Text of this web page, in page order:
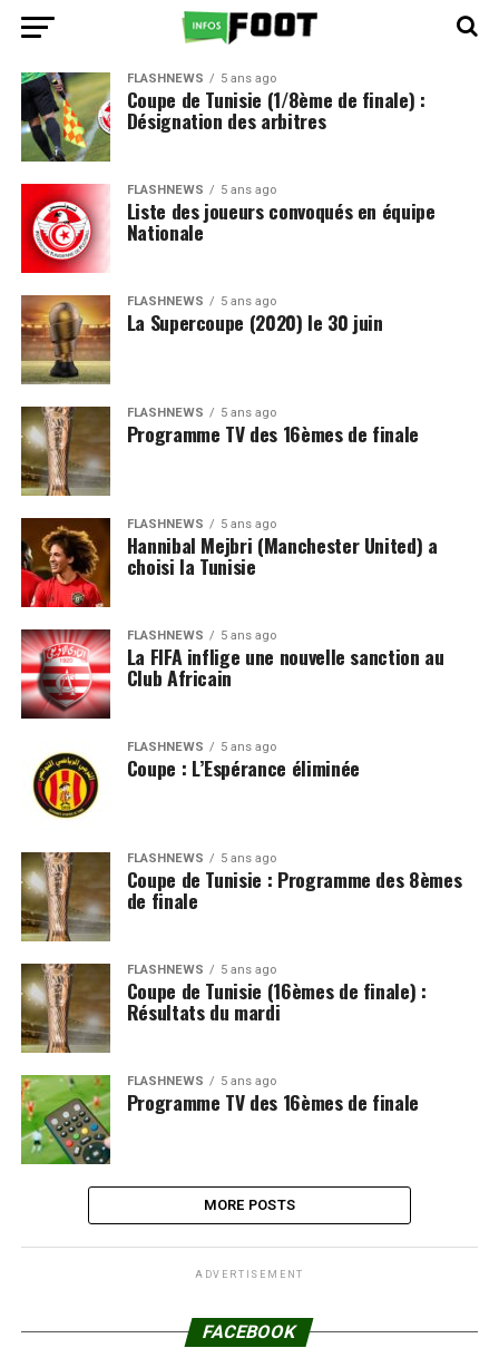
FLASHNEWS 5 ans ago
Coupe de Tunisie (1/8ème de finale) :
Désignation des arbitres
FLASHNEWS 5 ans ago
Liste des joueurs convoqués en équipe
Nationale
FLASHNEWS 5 ans ago
La Supercoupe (2020) le 30 juin
FLASHNEWS 5 ans ago
Programme TV des 16èmes de finale
FLASHNEWS 5 ans ago
Hannibal Mejbri (Manchester United) a
choisi la Tunisie
FLASHNEWS 5 ans ago
La FIFA inflige une nouvelle sanction au
Club Africain
FLASHNEWS 5 ans ago
Coupe : L’Espérance éliminée
FLASHNEWS 5 ans ago
Coupe de Tunisie : Programme des 8èmes
de finale
FLASHNEWS 5 ans ago
Coupe de Tunisie (16èmes de finale) :
Résultats du mardi
FLASHNEWS 5 ans ago
Programme TV des 16èmes de finale
MORE POSTS
ADVERTISEMENT
FACEBOOK